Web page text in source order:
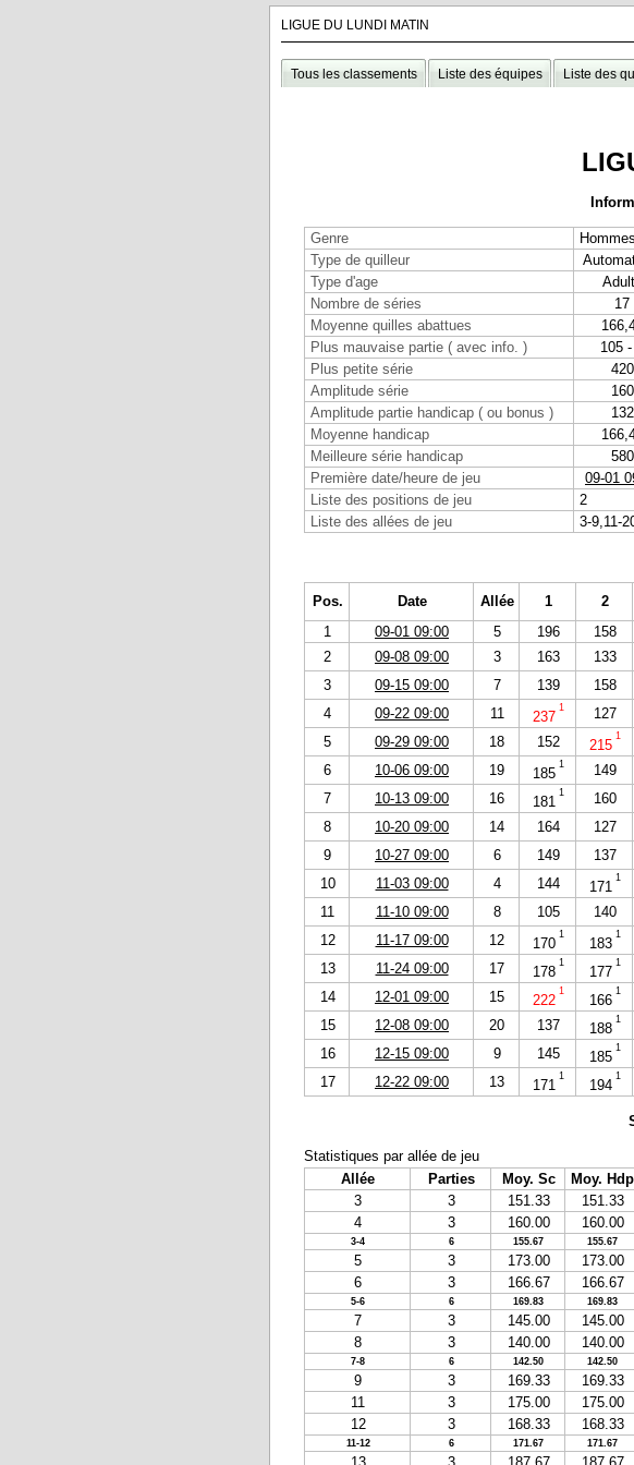
LIGUE DU LUNDI MATIN
Tous les classements Liste des équipes Liste des
Genre
Hommes
Type de quilleur
Type d'age
Nombre de séries
17
Moyenne quilles abattues
Plus mauvaise partie ( avec info. )
105
Plus petite série
420
Amplitude série
160
Amplitude partie handicap ( ou bonus )
132
Moyenne handicap
Meilleure série handicap
580
Première date/heure de jeu
09-01
Liste des positions de jeu
2
Liste des allées de jeu
3-9,11-
Pos. Date Allée 1 2
1
09-01 09:00 5 196 158
2
09-08 09:00 3 163 133
3
09-15 09:00 7 139 158
4
09-22 09:00 11 237
1 127
5
09-29 09:00 18 152 215
1
6
10-06 09:00 19 185
1 149
7
10-13 09:00 16 181
1 160
8
10-20 09:00 14 164 127
9
10-27 09:00 6 149 137
10
11-03 09:00 4 144 171
1
11
11-10 09:00 8 105 140
12
11-17 09:00 12 170
1
183
1
13
11-24 09:00 17 178
1
177
1
14
12-01 09:00 15 222
1
166
1
15
12-08 09:00 20 137 188
1
16
12-15 09:00 9 145 185
1
17
12-22 09:00 13 171
1
194
1
Statistiques par allée de jeu
Allée
Parties Moy. Sc Moy. Hdp
3
3 151.33 151.33
4
3 160.00 160.00
3-4 6 155.67 155.67
5 3 173.00 173.00
6
3 166.67 166.67
5-6 6 169.83 169.83
7 3 145.00 145.00
8
3 140.00 140.00
7-8 6 142.50 142.50
9 3 169.33 169.33
11
3 175.00 175.00
12
3 168.33 168.33
11-12 6 171.67 171.67